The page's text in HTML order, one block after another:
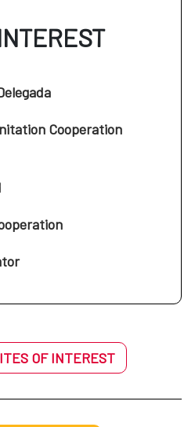
Cooperation
OF INTEREST